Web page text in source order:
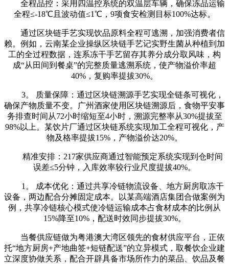
全程品控：采用四温控系统的双温层车辆，确保冻品运输
全程≤-18℃且波动值≤1℃，9项食安检测目标100%达标。
通过区块链手艺实现饮品原料全程可逃溯，加强消费者信
赖。例如，云南某企业操纵区块链手艺记实野生菌从种植到加
工的全过程数据，连系冻干手艺留存其养分成分取风味，构
成“从田间到餐桌”的完整质量逃溯系统，使产物溢价率超
40%，复购率提拔30%。
3。 质量保障：通过区块链溯源手艺实现全链条可视化，
确保产物质量不变。广州酒家使用区块链溯源后，食物平安事
务排查时间从72小时缩短至4小时，溯源完整率从30%提拔至
98%以上。某饮片厂通过区块链系统实现加工全程可视化，产
物及格率提拔15%，产物溢价达20%。
精准安排：217家供应商通过智能预定系统实现到仓时间
误差≤5分钟，入库效率较行业尺度提拔40%。
1。 成本优化：通过共享冷链物流设备、地方厨房取冻干
设备，两边配合分摊固定成本。以某高端酒店集团合做案例为
例，共享冷链核心模式使冷链运输成本占食材成本的比例从
15%降至10%，配送时效同步提拔30%。
当餐供应链做为粤港澳大湾区领先的食材供应平台，正依
托“地方厨房+产地曲签+短链配送”的立异模式，取餐饮企业建
立深度协做关系，配合开辟具备市场所作力的菜品、饮品及餐